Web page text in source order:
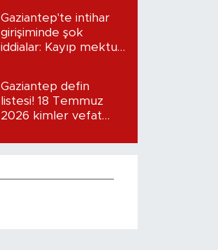
Gaziantep'te intihar
girişiminde şok
iddialar: Kayıp mektup
Gaziantep defin
listesi! 18 Temmuz
2026 kimler vefat